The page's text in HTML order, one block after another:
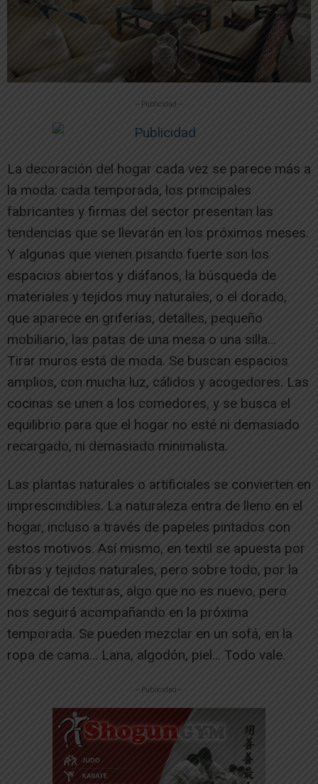
-- Publicidad --
La decoración del hogar cada vez se parece más a
la moda: cada temporada, los principales
fabricantes y firmas del sector presentan las
tendencias que se llevarán en los próximos meses.
Y algunas que vienen pisando fuerte son los
espacios abiertos y diáfanos, la búsqueda de
materiales y tejidos muy naturales, o el dorado,
que aparece en griferías, detalles, pequeño
mobiliario, las patas de una mesa o una silla…
Tirar muros está de moda. Se buscan espacios
amplios, con mucha luz, cálidos y acogedores. Las
cocinas se unen a los comedores, y se busca el
equilibrio para que el hogar no esté ni demasiado
recargado, ni demasiado minimalista.
Las plantas naturales o artificiales se convierten en
imprescindibles. La naturaleza entra de lleno en el
hogar, incluso a través de papeles pintados con
estos motivos. Así mismo, en textil se apuesta por
fibras y tejidos naturales, pero sobre todo, por la
mezcal de texturas, algo que no es nuevo, pero
nos seguirá acompañando en la próxima
temporada. Se pueden mezclar en un sofá, en la
ropa de cama… Lana, algodón, piel… Todo vale.
-- Publicidad --